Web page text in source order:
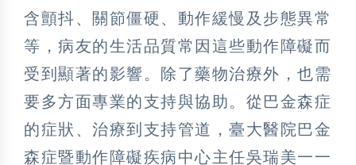
含顫抖、關節僵硬、動作緩慢及步態異常
等，病友的生活品質常因這些動作障礙而
受到顯著的影響。除了藥物治療外，也需
要多方面專業的支持與協助。從巴金森症
的症狀、治療到支持管道，臺大醫院巴金
森症暨動作障礙疾病中心主任吳瑞美一一